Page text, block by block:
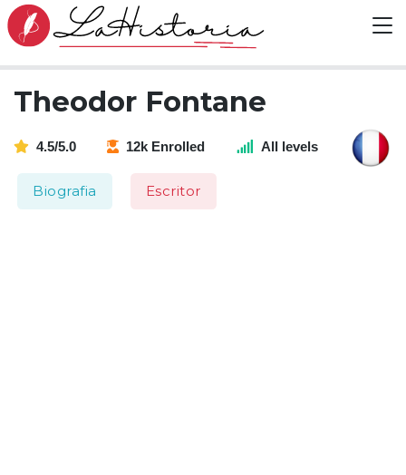
Theodor Fontane
4.5/5.0 12k Enrolled All levels
Biografia Escritor